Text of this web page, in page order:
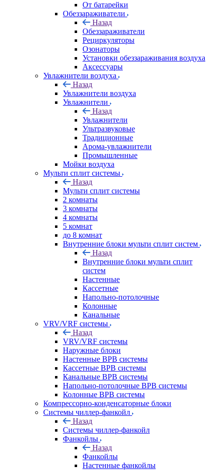
От батарейки
Обеззараживатели
Назад
Обеззараживатели
Рециркуляторы
Озонаторы
Установки обеззараживания воздуха
Аксессуары
Увлажнители воздуха
Назад
Увлажнители воздуха
Увлажнители
Назад
Увлажнители
Ультразвуковые
Традиционные
Арома-увлажнители
Промышленные
Мойки воздуха
Мульти сплит системы
Назад
Мульти сплит системы
2 комнаты
3 комнаты
4 комнаты
5 комнат
до 8 комнат
Внутренние блоки мульти сплит систем
Назад
Внутренние блоки мульти сплит
систем
Настенные
Кассетные
Напольно-потолочные
Колонные
Канальные
VRV/VRF системы
Назад
VRV/VRF системы
Наружные блоки
Настенные ВРВ системы
Кассетные ВРВ системы
Канальные ВРВ системы
Напольно-потолочные ВРВ системы
Колонные ВРВ системы
Компрессорно-конденсаторные блоки
Системы чиллер-фанкойл
Назад
Системы чиллер-фанкойл
Фанкойлы
Назад
Фанкойлы
Настенные фанкойлы